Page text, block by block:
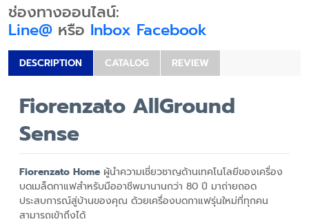
ช่องทางออนไลน์:
Line@ หรือ Inbox Facebook
DESCRIPTION CATALOG REVIEW
Fiorenzato AllGround
Sense
Fiorenzato Home ผู้นำความเชี่ยวชาญด้านเทคโนโลยีของเครื่อง
บดเมล็ดกาแฟสำหรับมืออาชีพมานานกว่า 80 ปี มาถ่ายถอด
ประสบการณ์สู่บ้านของคุณ ด้วยเครื่องบดกาแฟรุ่นใหม่ที่ทุกคน
สามารถเข้าถึงได้